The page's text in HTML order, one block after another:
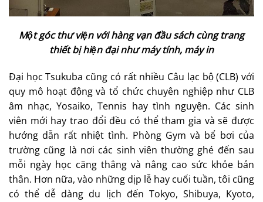
Một góc thư viện với hàng vạn đầu sách cùng trang
thiết bị hiện đại như máy tính, máy in
Đại học Tsukuba cũng có rất nhiều Câu lạc bộ (CLB) với
quy mô hoạt động và tổ chức chuyên nghiệp như CLB
âm nhạc, Yosaiko, Tennis hay tình nguyện. Các sinh
viên mới hay trao đổi đều có thể tham gia và sẽ được
hướng dẫn rất nhiệt tình. Phòng Gym và bể bơi của
trường cũng là nơi các sinh viên thường ghé đến sau
mỗi ngày học căng thẳng và nâng cao sức khỏe bản
thân. Hơn nữa, vào những dịp lễ hay cuối tuần, tôi cũng
có thể dễ dàng du lịch đến Tokyo, Shibuya, Kyoto,